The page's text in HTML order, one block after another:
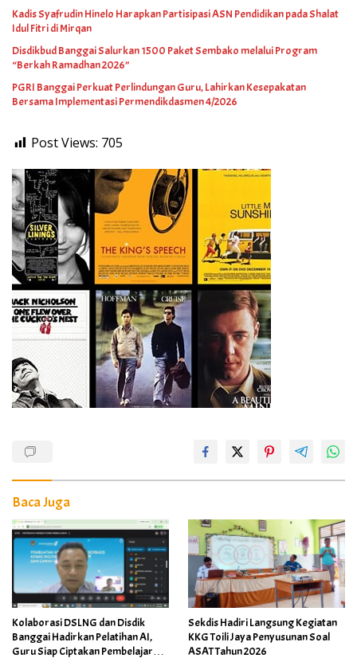
Kadis Syafrudin Hinelo Harapkan Partisipasi ASN Pendidikan pada Shalat
Idul Fitri di Mirqan
Disdikbud Banggai Salurkan 1500 Paket Sembako melalui Program
“Berkah Ramadhan 2026”
PGRI Banggai Perkuat Perlindungan Guru, Lahirkan Kesepakatan
Bersama Implementasi Permendikdasmen 4/2026
Post Views: 705
Baca Juga
Kolaborasi DSLNG dan Disdik
Banggai Hadirkan Pelatihan AI,
Guru Siap Ciptakan Pembelajaran
Sekdis Hadiri Langsung Kegiatan
KKG Toili Jaya Penyusunan Soal
ASAT Tahun 2026